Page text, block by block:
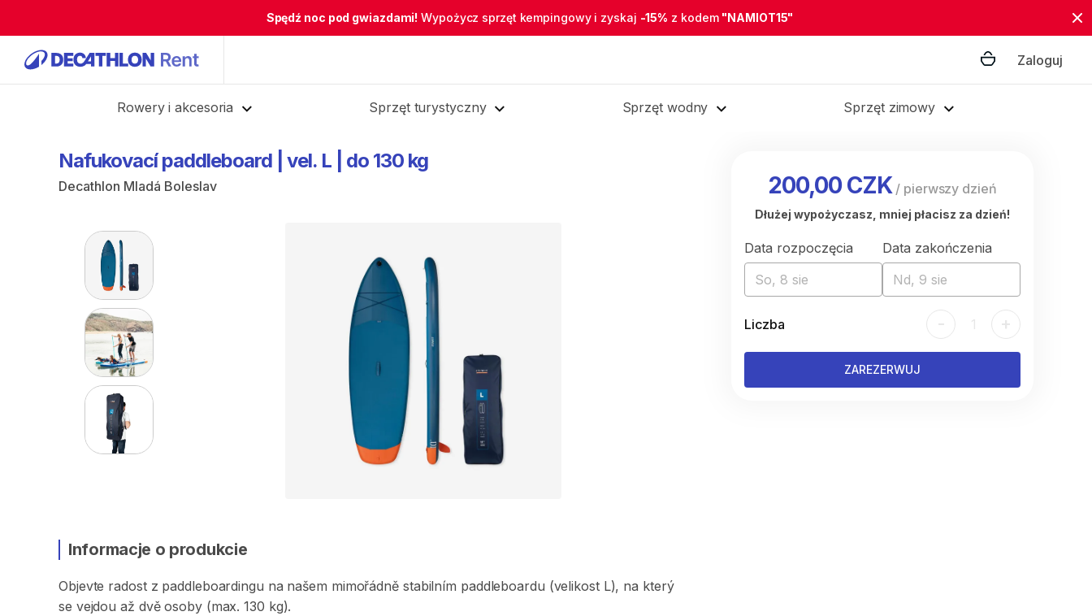
Spędź noc pod gwiazdami! Wypożycz sprzęt kempingowy i zyskaj -15% z kodem "NAMIOT15"
Zaloguj
Rowery i akcesoria Sprzęt turystyczny Sprzęt wodny Sprzęt zimowy
Nafukovací paddleboard vel. L do 130 kg
Decathlon Mladá Boleslav
Informacje o produkcie
Objevte radost z paddleboardingu na našem mimořádně stabilním paddleboardu (velikost L)​​​​​​​​​​​​​​​​​,​ na který
se vejdou až dvě osoby (max. 130 kg).
200,00 CZK/ pierwszy dzień
Dłużej wypożyczasz, mniej płacisz za dzień!
Data rozpoczęcia
So, 8 sie
Data zakończenia
Nd, 9 sie
Liczba - 1 +
ZAREZERWUJ